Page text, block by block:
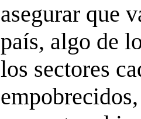
asegurar que
país, algo de
los sectores